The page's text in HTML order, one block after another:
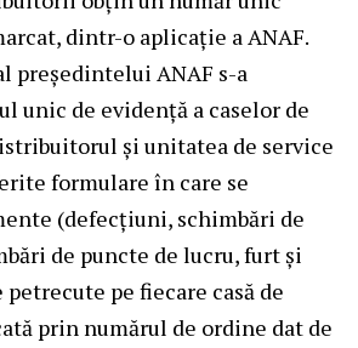
dintr-o aplicație a ANAF.
președintelui ANAF s-a
unic de evidență a caselor de
și unitatea de service
formulare în care se
(defecțiuni, schimbări de
de puncte de lucru, furt și
pe fiecare casă de
prin numărul de ordine dat de